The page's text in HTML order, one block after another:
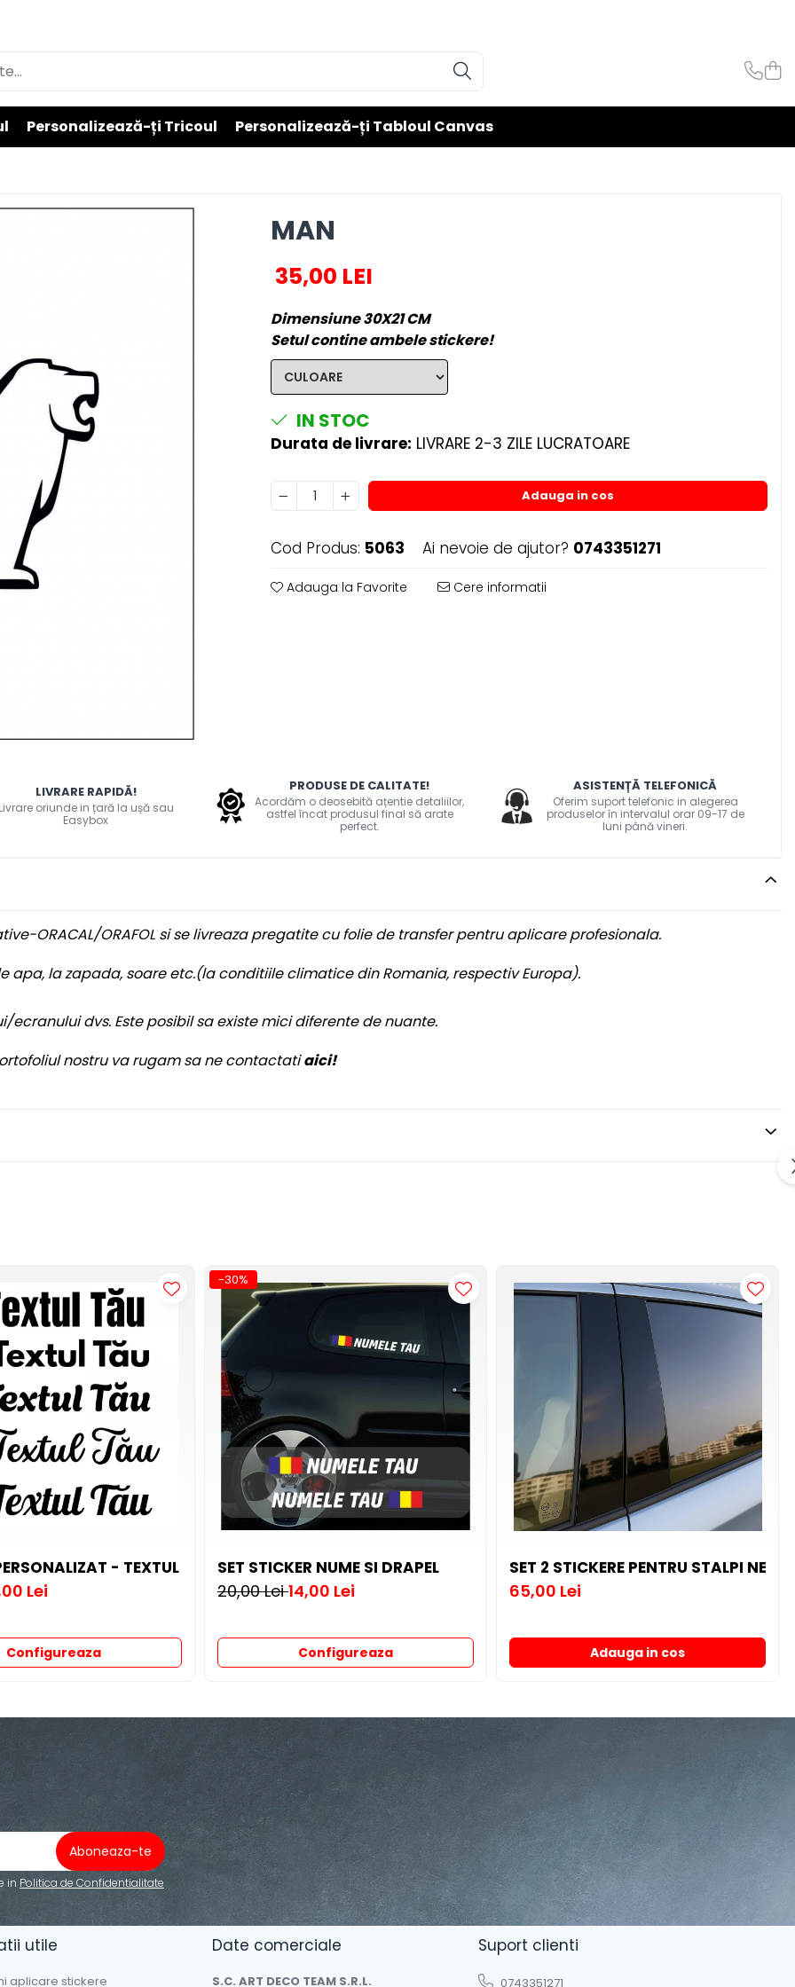
Personalizează-ți Tricoul Personalizează-ți Tabloul Canvas
MAN
35,00 LEI
Dimensiune 30X21 CM
Setul contine ambele stickere!
IN STOC
Durata de livrare: LIVRARE 2-3 ZILE LUCRATOARE
Adauga in cos
Cod Produs: 5063 Ai nevoie de ajutor? 0743351271
Adauga la Favorite Cere informatii
LIVRARE RAPIDĂ!
Livrare oriunde in țară la ușă sau
Easybox
PRODUSE DE CALITATE!
Acordăm o deosebită ațentie detaliilor,
astfel încat produsul final să arate
perfect.
ASISTENȚĂ TELEFONICĂ
Oferim suport telefonic in alegerea
produselor în intervalul orar 09-17 de
luni până vineri.
ORACAL/ORAFOL si se livreaza pregatite cu folie de transfer pentru aplicare profesionala.
apa, la zapada, soare etc.(la conditiile climatice din Romania, respectiv Europa).
dvs. Este posibil sa existe mici diferente de nuante.
nostru va rugam sa ne contactatiaici!
- TEXTUL TAU DIFERITE FONTURI
Lei
Configureaza
-30%
SET STICKER NUME SI DRAPEL
20,00 Lei14,00 Lei
Configureaza
SET 2 STICKERE PENTRU STALPI
65,00 Lei
Adauga in cos
in Politica de Confidentialitate
utile
aplicare stickere
Date comerciale
S.C. ART DECO TEAM S.R.L.
Suport clienti
0743351271